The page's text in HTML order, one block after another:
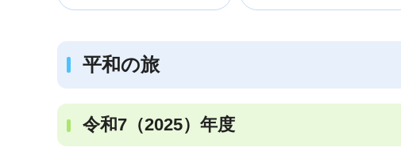
平和の旅
令和7（2025）年度
ー
ョ
ン
こ
か